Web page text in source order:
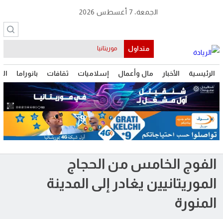
الرئيسية الأخبار مال وأعمال إسلاميات ثقافات بانوراما
الجمعة، 7 أغسطس 2026
متداول موريتانيا
الفوج الخامس من الحجاج
الموريتانيين يغادر إلى المدينة
المنورة